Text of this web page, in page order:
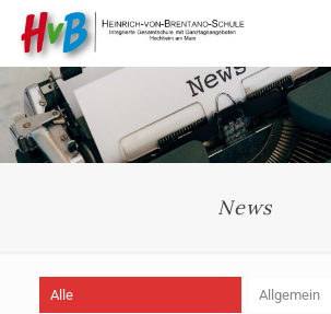
News
Alle Allgemein